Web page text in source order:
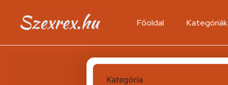
Főoldal Kategóriák
Kategória